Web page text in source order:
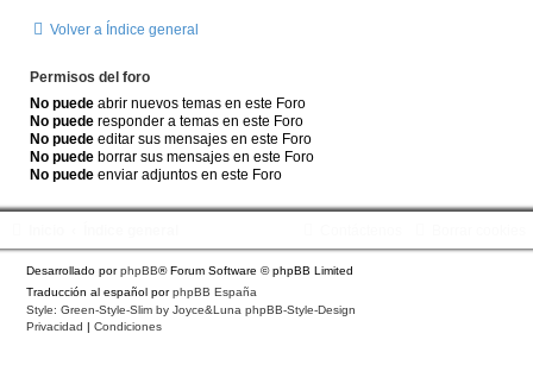
Volver a Índice general
Permisos del foro
No puede abrir nuevos temas en este Foro
No puede responder a temas en este Foro
No puede editar sus mensajes en este Foro
No puede borrar sus mensajes en este Foro
No puede enviar adjuntos en este Foro
Desarrollado porphpBB® Forum Software © phpBB Limited
Traducción al español porphpBB España
Style: Green-Style-Slim by Joyce&Luna phpBB-Style-Design
Privacidad | Condiciones